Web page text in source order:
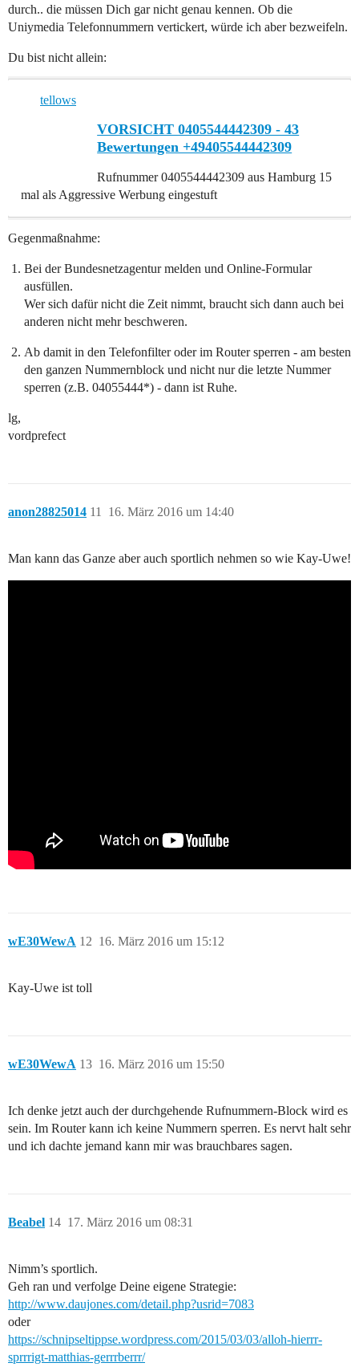
durch.. die müssen Dich gar nicht genau kennen. Ob die
Uniymedia Telefonnummern vertickert, würde ich aber bezweifeln.
Du bist nicht allein:
tellows
VORSICHT 0405544442309 - 43
Bewertungen +49405544442309
Rufnummer 0405544442309 aus Hamburg 15
mal als Aggressive Werbung eingestuft
Gegenmaßnahme:
Bei der Bundesnetzagentur melden und Online-Formular
ausfüllen.
Wer sich dafür nicht die Zeit nimmt, braucht sich dann auch bei
anderen nicht mehr beschweren.
Ab damit in den Telefonfilter oder im Router sperren - am besten
den ganzen Nummernblock und nicht nur die letzte Nummer
sperren (z.B. 04055444*) - dann ist Ruhe.
lg,
vordprefect
anon28825014 16. März 2016 um 14:40
11
Man kann das Ganze aber auch sportlich nehmen so wie Kay-Uwe!
wE30WewA 16. März 2016 um 15:12
12
Kay-Uwe ist toll
wE30WewA 16. März 2016 um 15:50
13
Ich denke jetzt auch der durchgehende Rufnummern-Block wird es
sein. Im Router kann ich keine Nummern sperren. Es nervt halt sehr
und ich dachte jemand kann mir was brauchbares sagen.
Beabel 17. März 2016 um 08:31
14
Nimm’s sportlich.
Geh ran und verfolge Deine eigene Strategie:
http://www.daujones.com/detail.php?usrid=7083
oder
https://schnipseltippse.wordpress.com/2015/03/03/alloh-hierrr-
sprrrigt-matthias-gerrrberrr/